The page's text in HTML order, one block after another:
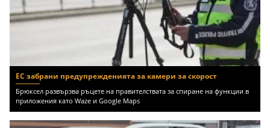
ЕС забрани предупрежденията за камери за скорост
Брюксел развързва ръцете на правителствата за спиране на функции в
приложения като Waze и Google Maps